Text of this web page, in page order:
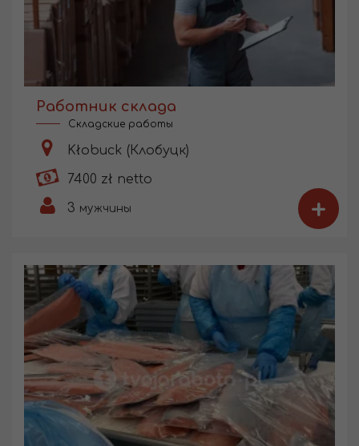
Работник склада
Складские работы
Kłobuck (Клобуцк)
7400 zł netto
3 мужчины +